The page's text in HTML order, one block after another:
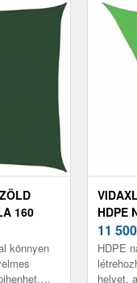
160
könnyen
HDPE
G/M² 4
11 500
HDPE
helyet,